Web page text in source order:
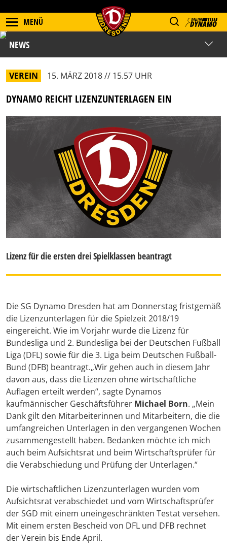
MENÜ
NEWS
VEREIN 15. MÄRZ 2018 // 15.57 UHR
DYNAMO REICHT LIZENZUNTERLAGEN EIN
Lizenz für die ersten drei Spielklassen beantragt
Die SG Dynamo Dresden hat am Donnerstag fristgemäß
die Lizenzunterlagen für die Spielzeit 2018/19
eingereicht. Wie im Vorjahr wurde die Lizenz für
Bundesliga und 2. Bundesliga bei der Deutschen Fußball
Liga (DFL) sowie für die 3. Liga beim Deutschen Fußball-
Bund (DFB) beantragt.„Wir gehen auch in diesem Jahr
davon aus, dass die Lizenzen ohne wirtschaftliche
Auflagen erteilt werden“, sagte Dynamos
kaufmännischer Geschäftsführer Michael Born. „Mein
Dank gilt den Mitarbeiterinnen und Mitarbeitern, die die
umfangreichen Unterlagen in den vergangenen Wochen
zusammengestellt haben. Bedanken möchte ich mich
auch beim Aufsichtsrat und beim Wirtschaftsprüfer für
die Verabschiedung und Prüfung der Unterlagen.“
Die wirtschaftlichen Lizenzunterlagen wurden vom
Aufsichtsrat verabschiedet und vom Wirtschaftsprüfer
der SGD mit einem uneingeschränkten Testat versehen.
Mit einem ersten Bescheid von DFL und DFB rechnet
der Verein bis Ende April.